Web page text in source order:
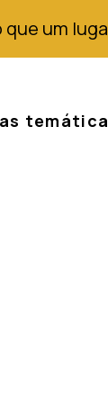
que um